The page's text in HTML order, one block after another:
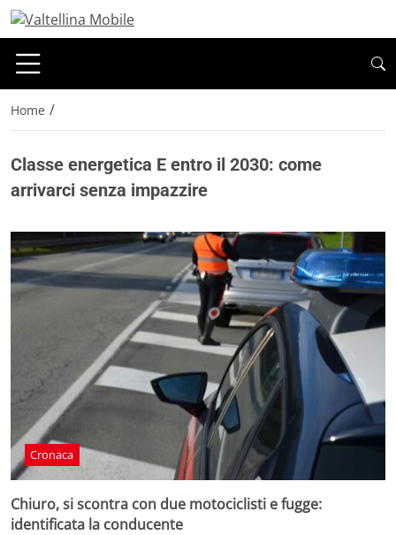
Home /
Classe energetica E entro il 2030: come
arrivarci senza impazzire
Cronaca
Chiuro, si scontra con due motociclisti e fugge:
identificata la conducente